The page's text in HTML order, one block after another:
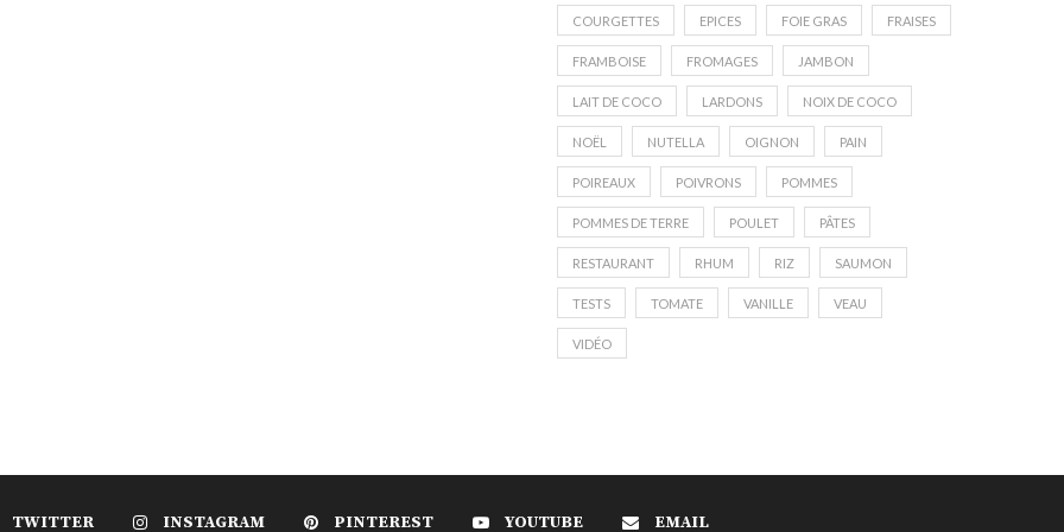
COURGETTES EPICES FOIE GRAS FRAISES
FRAMBOISE FROMAGES JAMBON
LAIT DE COCO LARDONS NOIX DE COCO
NOËL NUTELLA OIGNON PAIN
POIREAUX POIVRONS POMMES
POMMES DE TERRE POULET PÂTES
RESTAURANT RHUM RIZ SAUMON
TESTS TOMATE VANILLE VEAU
VIDÉO
TWITTER INSTAGRAM PINTEREST YOUTUBE EMAIL